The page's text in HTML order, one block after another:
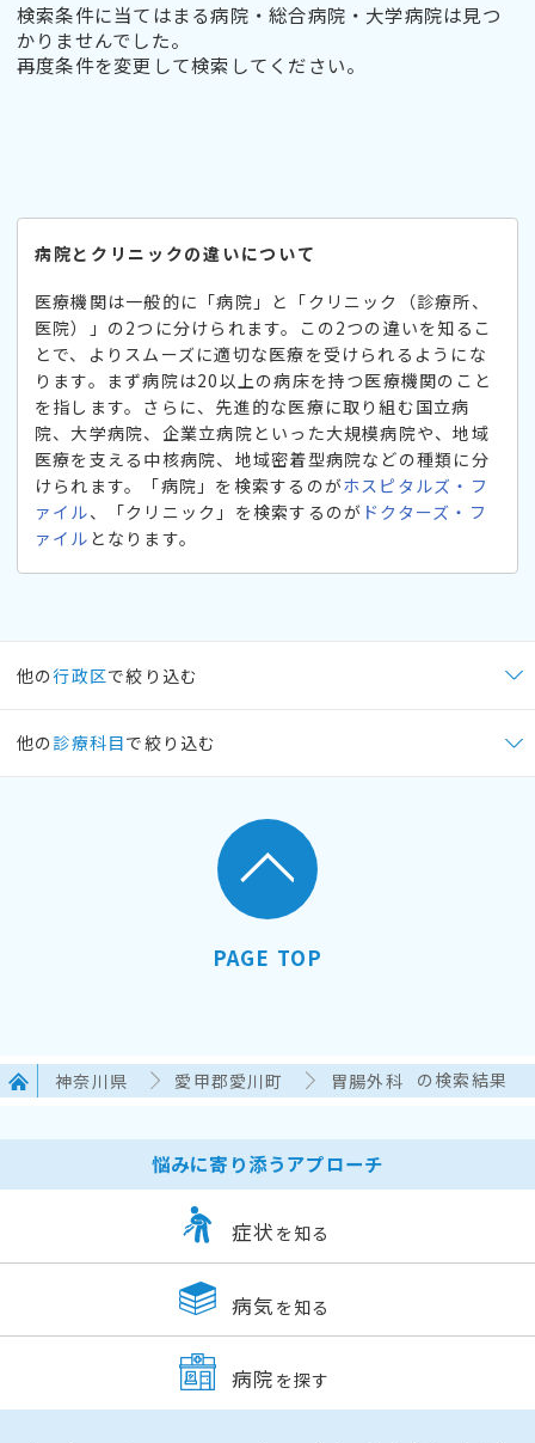
検索条件に当てはまる病院・総合病院・大学病院は見つ
かりませんでした。
再度条件を変更して検索してください。
病院とクリニックの違いについて
医療機関は一般的に「病院」と「クリニック（診療所、
医院）」の2つに分けられます。この2つの違いを知るこ
とで、よりスムーズに適切な医療を受けられるようにな
ります。まず病院は20以上の病床を持つ医療機関のこと
を指します。さらに、先進的な医療に取り組む国立病
院、大学病院、企業立病院といった大規模病院や、地域
医療を支える中核病院、地域密着型病院などの種類に分
けられます。「病院」を検索するのがホスピタルズ・フ
ァイル、「クリニック」を検索するのが ドクターズ・フ
ァイル となります。
他の行政区で絞り込む
他の 診療科目で絞り込む
PAGE TOP
神奈川県 愛甲郡愛川町 胃腸外科 の検索結果
悩みに寄り添うアプローチ
症状 を知る
病気 を知る
病院 を探す